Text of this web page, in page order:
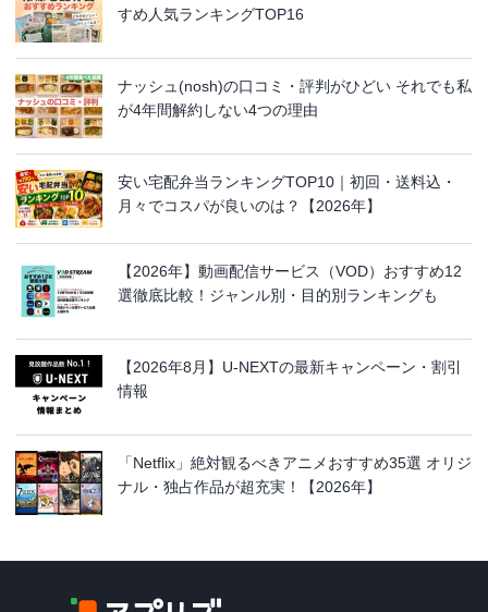
すめ人気ランキングTOP16
ナッシュ(nosh)の口コミ・評判がひどい それでも私
が4年間解約しない4つの理由
安い宅配弁当ランキングTOP10｜初回・送料込・
月々でコスパが良いのは？【2026年】
【2026年】動画配信サービス（VOD）おすすめ12
選徹底比較！ジャンル別・目的別ランキングも
【2026年8月】U-NEXTの最新キャンペーン・割引
情報
「Netflix」絶対観るべきアニメおすすめ35選 オリジ
ナル・独占作品が超充実！【2026年】